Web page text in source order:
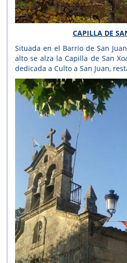
CAPILLA DE
Situada en el Barrio de San
alto se alza la Capilla de San
dedicada a Culto a San Juan,